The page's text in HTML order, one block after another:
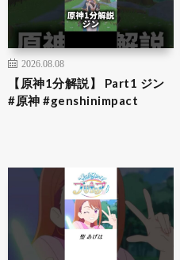
2026.08.08
【原神1分解説】 Part1 ジン
#原神 #genshinimpact